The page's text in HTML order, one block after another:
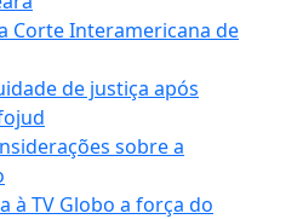
Corte Interamericana de
de justiça após
sobre a
à TV Globo a força do